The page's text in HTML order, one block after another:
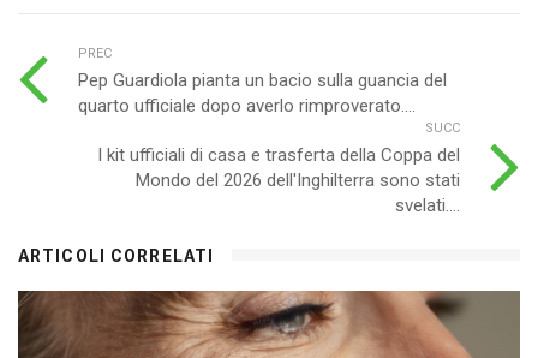
PREC
Pep Guardiola pianta un bacio sulla guancia del
quarto ufficiale dopo averlo rimproverato....
SUCC
I kit ufficiali di casa e trasferta della Coppa del
Mondo del 2026 dell'Inghilterra sono stati
svelati....
ARTICOLI CORRELATI